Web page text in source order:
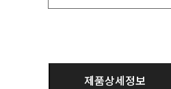
제품상세정보